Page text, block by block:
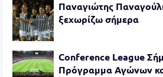
Παναγιώτης
ξεχωρίζω σήμερα
Conference League
Πρόγραμμα Αγώνων